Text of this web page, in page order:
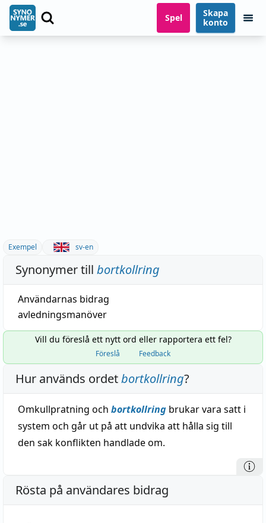
Spel
Skapa
konto
Exempel sv-en
Synonymer till bortkollring
Användarnas bidrag
avledningsmanöver
Vill du föreslå ett nytt ord eller rapportera ett fel?
Föreslå Feedback
Hur används ordetbortkollring?
Omkullpratning och bortkollring brukar vara satt i
system och går ut på att undvika att hålla sig till
den sak konflikten handlade om.
Rösta på användares bidrag